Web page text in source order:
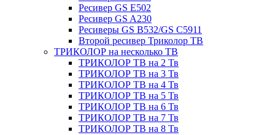
Ресивер GS E502
Ресивер GS A230
Ресиверы GS B532/GS C5911
Второй ресивер Триколор ТВ
ТРИКОЛОР на несколько ТВ
ТРИКОЛОР ТВ на 2 Тв
ТРИКОЛОР ТВ на 3 Тв
ТРИКОЛОР ТВ на 4 Тв
ТРИКОЛОР ТВ на 5 Тв
ТРИКОЛОР ТВ на 6 Тв
ТРИКОЛОР ТВ на 7 Тв
ТРИКОЛОР ТВ на 8 Тв